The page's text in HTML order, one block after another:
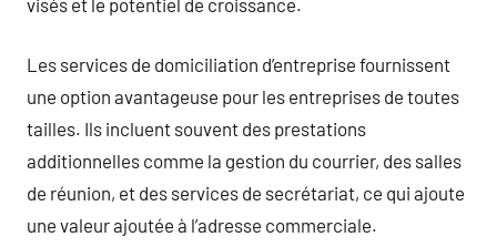
Les services de domiciliation d’entreprise fournissent
une option avantageuse pour les entreprises de toutes
tailles. Ils incluent souvent des prestations
additionnelles comme la gestion du courrier, des salles
de réunion, et des services de secrétariat, ce qui ajoute
une valeur ajoutée à l’adresse commerciale.